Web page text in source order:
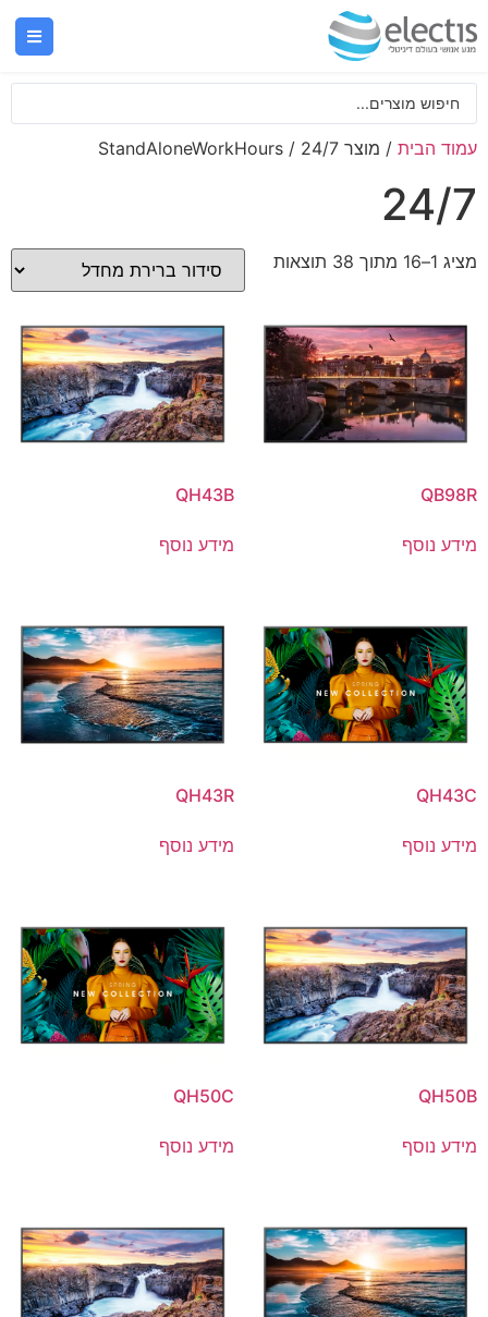
עמוד הבית / מוצר StandAloneWorkHours / 24/7
24/7
מציג 1–16 מתוך 38 תוצאות
QB98R
מידע נוסף
QH43B
מידע נוסף
QH43C
מידע נוסף
QH43R
מידע נוסף
QH50B
מידע נוסף
QH50C
מידע נוסף